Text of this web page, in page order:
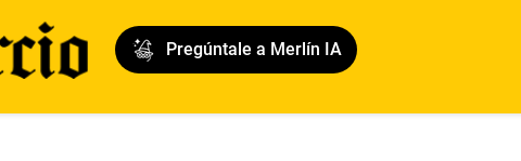
Pregúntale a Merlín IA